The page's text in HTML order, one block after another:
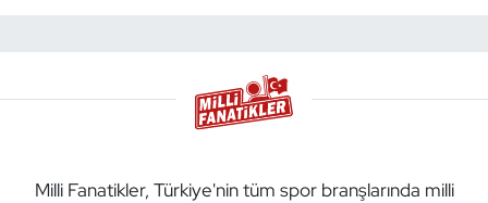
Milli Fanatikler, Türkiye'nin tüm spor branşlarında milli